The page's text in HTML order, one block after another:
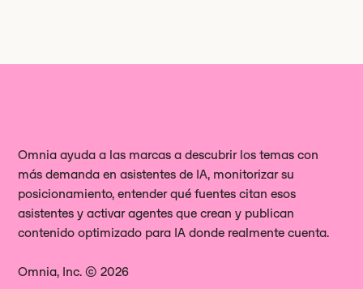
Omnia ayuda a las marcas a descubrir los temas con
más demanda en asistentes de IA, monitorizar su
posicionamiento, entender qué fuentes citan esos
asistentes y activar agentes que crean y publican
contenido optimizado para IA donde realmente cuenta.
Omnia, Inc. © 2026